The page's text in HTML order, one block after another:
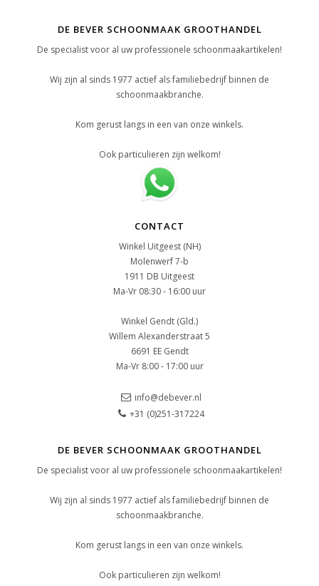
DE BEVER SCHOONMAAK GROOTHANDEL
De specialist voor al uw professionele schoonmaakartikelen!
Wij zijn al sinds 1977 actief als familiebedrijf binnen de
schoonmaakbranche.
Kom gerust langs in een van onze winkels.
Ook particulieren zijn welkom!
CONTACT
Winkel Uitgeest (NH)
Molenwerf 7-b
1911 DB Uitgeest
Ma-Vr 08:30 - 16:00 uur
Winkel Gendt (Gld.)
Willem Alexanderstraat 5
6691 EE Gendt
Ma-Vr 8:00 - 17:00 uur
info@debever.nl
+31 (0)251-317224
DE BEVER SCHOONMAAK GROOTHANDEL
De specialist voor al uw professionele schoonmaakartikelen!
Wij zijn al sinds 1977 actief als familiebedrijf binnen de
schoonmaakbranche.
Kom gerust langs in een van onze winkels.
Ook particulieren zijn welkom!